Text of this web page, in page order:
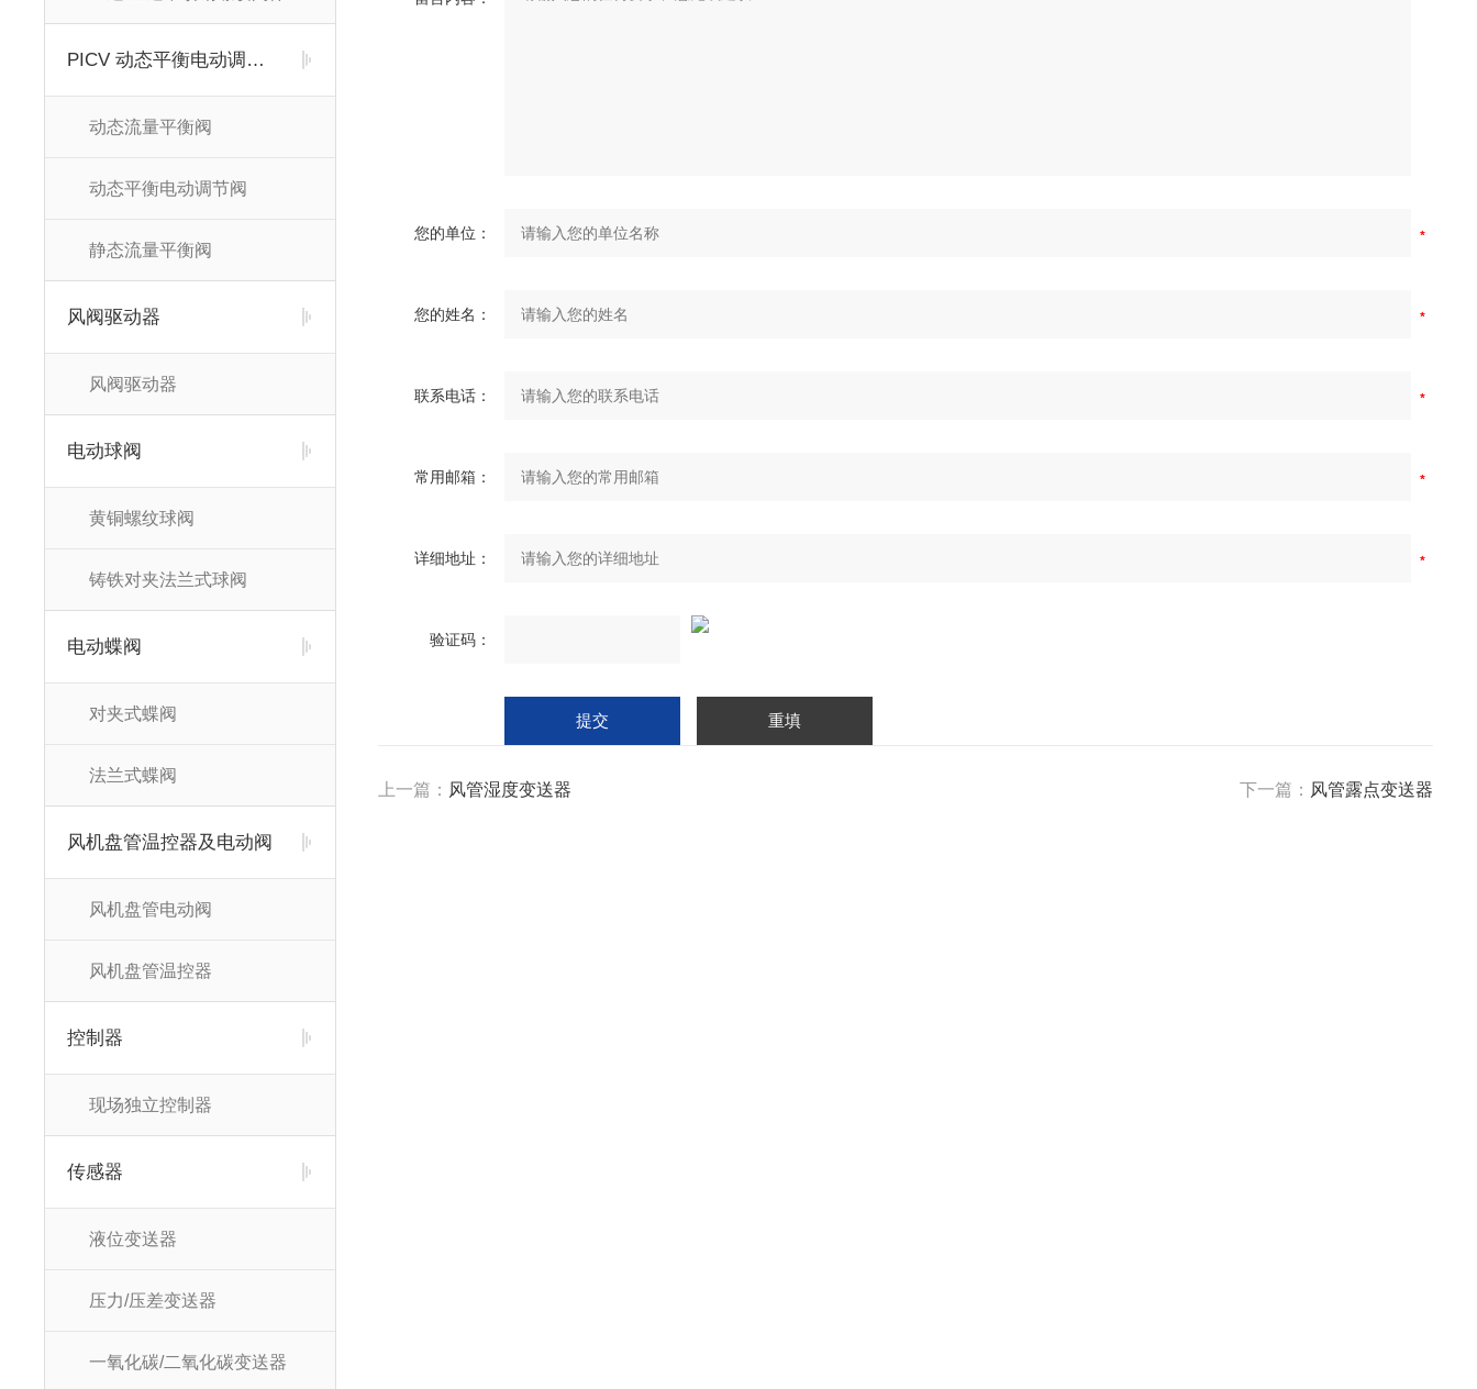
PICV 动态平衡电动调节阀及平衡阀
动态流量平衡阀
动态平衡电动调节阀
静态流量平衡阀
风阀驱动器
风阀驱动器
电动球阀
黄铜螺纹球阀
铸铁对夹法兰式球阀
电动蝶阀
对夹式蝶阀
法兰式蝶阀
风机盘管温控器及电动阀
风机盘管电动阀
风机盘管温控器
控制器
现场独立控制器
传感器
液位变送器
压力/压差变送器
一氧化碳/二氧化碳变送器
您的单位：
您的姓名：
联系电话：
常用邮箱：
详细地址：
验证码：
上一篇： 风管湿度变送器 下一篇： 风管露点变送器